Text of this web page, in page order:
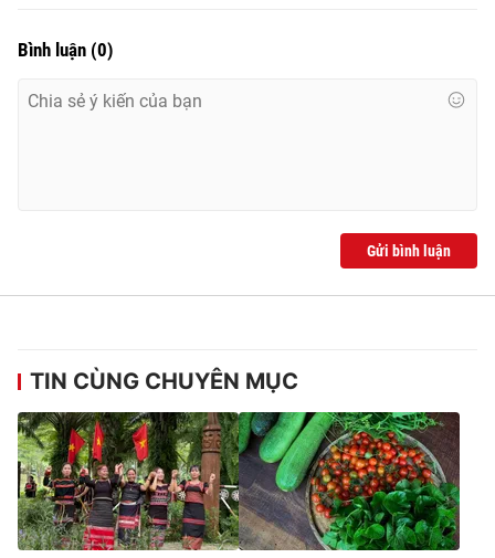
Bình luận (0)
Gửi bình luận
TIN CÙNG CHUYÊN MỤC